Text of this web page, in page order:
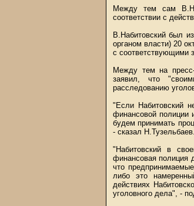
Между тем сам
соответствии с
В.Набитовский был
органом власти) 20
с соответствующими
Между тем на
заявил, что
расследованию
"Если Набитовский
финансовой полиции
будем принимать
- сказал Н.Тузельбаев.
"Набитовский в
финансовая полиция
что
либо это
действиях
уголовного дела", -